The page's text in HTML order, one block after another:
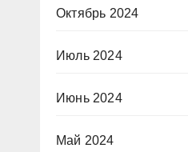
Октябрь 2024
Июль 2024
Июнь 2024
Май 2024